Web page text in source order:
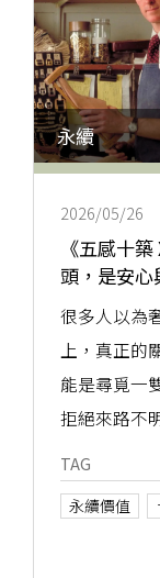
永續
2026/05/26
《五感十
頭，是安心
證二手車
之道
很多人以為
上，真正的
能是尋覓一
拒絕來路不
TAG
永續價值